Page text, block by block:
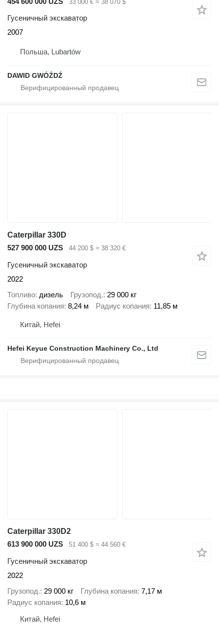
33 000 € ≈ 38 070 $
Гусеничный экскаватор
2007
Польша, Lubartów
DAWID GWÓŹDŹ
Caterpillar 330D
527 900 000 UZS
44 200 $ ≈ 38 320 €
Гусеничный экскаватор
2022
Топливо дизель Грузопод. 29 000 кг
Глубина копания 8,24 м Радиус копания 11,85 м
Китай, Hefei
Hefei Keyue Construction Machinery Co., Ltd
Caterpillar 330D2
613 900 000 UZS
51 400 $ ≈ 44 560 €
Гусеничный экскаватор
2022
Грузопод. 29 000 кг Глубина копания 7,17 м
Радиус копания 10,6 м
Китай, Hefei